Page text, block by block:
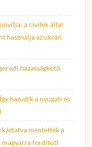
a civilek által
használja az ukrán
házasságkötő
hazudik a nyugati és
mentették a
magyarra fordított